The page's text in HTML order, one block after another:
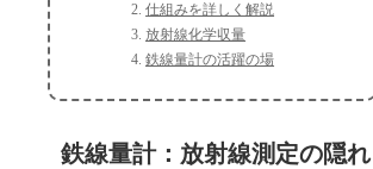
仕組みを詳しく解説
放射線化学収量
鉄線量計の活躍の場
鉄線量計：放射線測定の隠れ